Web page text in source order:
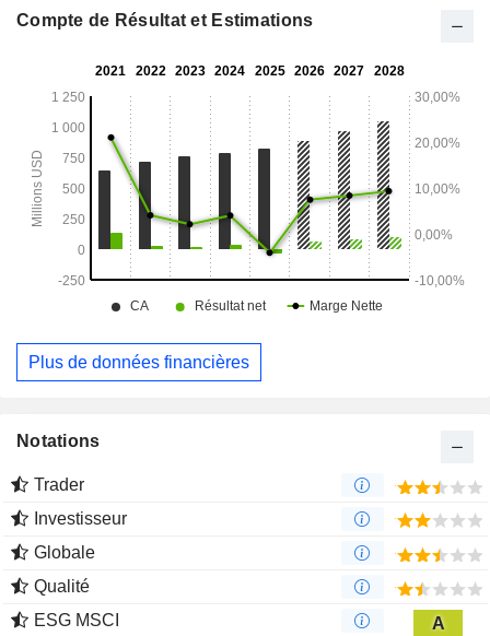
développement de prototypes aux assemblages complexes.
fabrique des composants et des assemblages
fournit des structures et des assemblages composites et
métalliques. Les produits de la division Systèmes structurels
sont principalement utilisés sur les avions commerciaux, les
avions militaires à voilure fixe et d'autres applications.
Compte de Résultat et Estimations
Plus de données financières
Notations
Trader
Investisseur
Globale
Qualité
ESG MSCI
A